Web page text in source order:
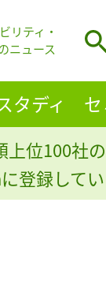
リティ・
ニュース
タディ
上位100社
登録して